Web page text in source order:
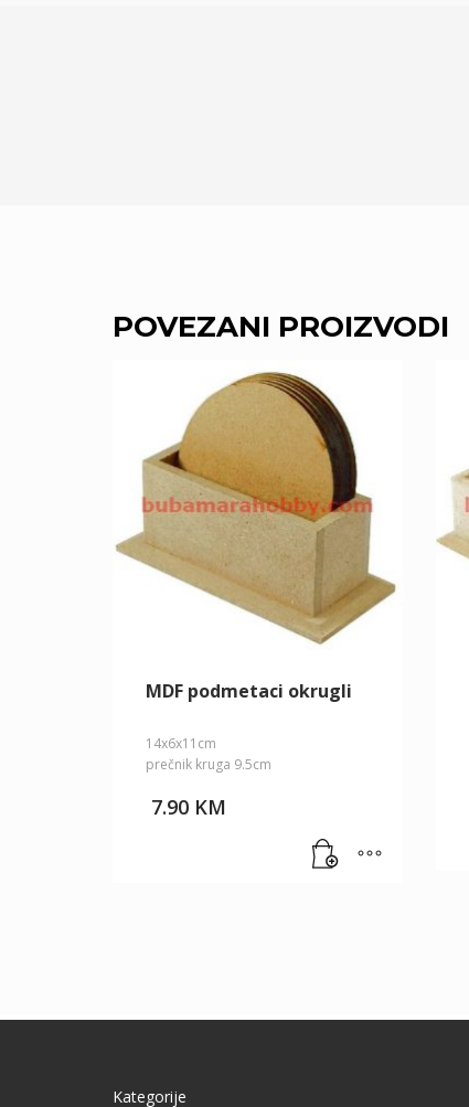
POVEZANI PROIZVODI
MDF podmetaci okrugli
14x6x11cm
prečnik kruga 9.5cm
7.90 KM
Kategorije